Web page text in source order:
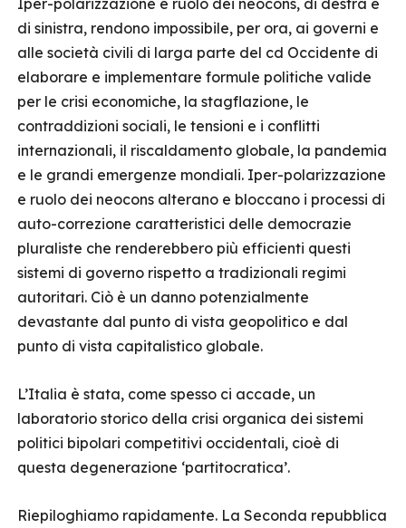
Iper-polarizzazione e ruolo dei neocons, di destra e
di sinistra, rendono impossibile, per ora, ai governi e
alle società civili di larga parte del cd Occidente di
elaborare e implementare formule politiche valide
per le crisi economiche, la stagflazione, le
contraddizioni sociali, le tensioni e i conflitti
internazionali, il riscaldamento globale, la pandemia
e le grandi emergenze mondiali. Iper-polarizzazione
e ruolo dei neocons alterano e bloccano i processi di
auto-correzione caratteristici delle democrazie
pluraliste che renderebbero più efficienti questi
sistemi di governo rispetto a tradizionali regimi
autoritari. Ciò è un danno potenzialmente
devastante dal punto di vista geopolitico e dal
punto di vista capitalistico globale.
L’Italia è stata, come spesso ci accade, un
laboratorio storico della crisi organica dei sistemi
politici bipolari competitivi occidentali, cioè di
questa degenerazione ‘partitocratica’.
Riepiloghiamo rapidamente. La Seconda repubblica